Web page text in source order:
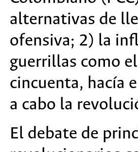
alternativas de
ofensiva; 2) la
guerrillas como
cincuenta, hacía
a cabo la
El debate de